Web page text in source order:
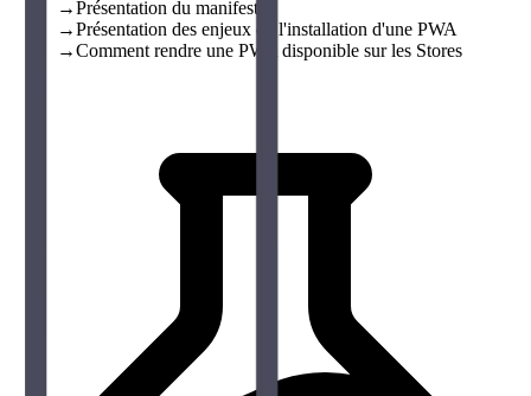
→Présentation du manifest
→Présentation des enjeux de l'installation d'une PWA
→Comment rendre une PWA disponible sur les Stores